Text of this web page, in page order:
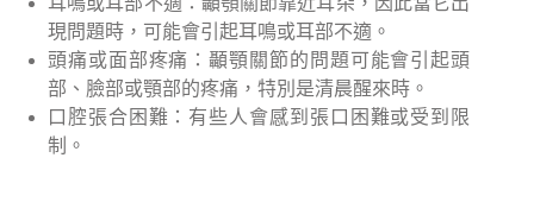
現問題時，可能會引起耳鳴或耳部不適。
頭痛或面部疼痛：顳顎關節的問題可能會引起頭
部、臉部或顎部的疼痛，特別是清晨醒來時。
口腔張合困難：有些人會感到張口困難或受到限
制。